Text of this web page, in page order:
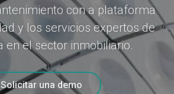
con a plataforma
y los servicios expertos de
en el sector inmobiliario.
Solicitar una demo